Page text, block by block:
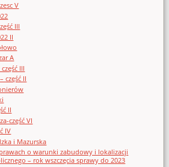
V
III
II
A
III
część II
II
część VI
IV
i Mazurska
o warunki zabudowy i lokalizacji
– rok wszczęcia sprawy do 2023